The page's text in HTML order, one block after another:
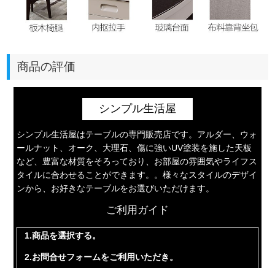
商品の評価
シンプル生活屋
シンプル生活屋はテーブルの専門販売店です。アルダー、ウォ
ールナット、オーク、大理石、傷に強いUV塗装を施した天板
など、豊富な材質をそろっており、お部屋の雰囲気やライフス
タイルに合わせることができます。。様々なスタイルのデザイ
ンから、お好きなテーブルをお選びいただけます。
ご利用ガイド
1.商品を選択する。
2.お問合せフォームをご利用いただき。